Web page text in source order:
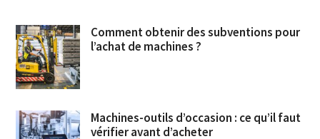
Comment obtenir des subventions pour
l’achat de machines ?
Machines-outils d’occasion : ce qu’il faut
vérifier avant d’acheter